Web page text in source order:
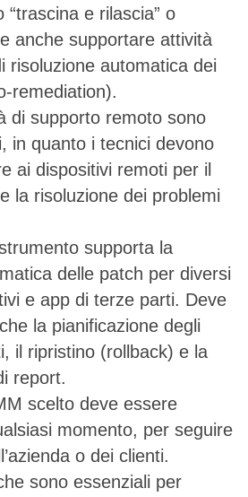
“trascina e rilascia” o
anche supportare attività
risoluzione automatica dei
remediation).
di supporto remoto sono
in quanto i tecnici devono
ai dispositivi remoti per il
la risoluzione dei problemi
supporta la
delle patch per diversi
e app di terze parti. Deve
la pianificazione degli
il ripristino (rollback) e la
report.
scelto deve essere
momento, per seguire
o dei clienti.
sono essenziali per